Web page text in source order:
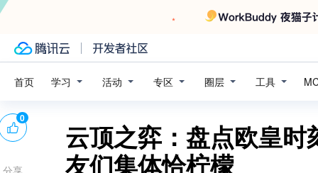
首页 学习 活动 专区 圈层 工具
云顶之弈：盘点欧皇时
友们集体恰柠檬
0
分享